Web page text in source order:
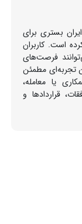
بستری برای
است. کاربران
فرصت‌های
تجربه‌ای مطمئن
یا معامله،
قراردادها و